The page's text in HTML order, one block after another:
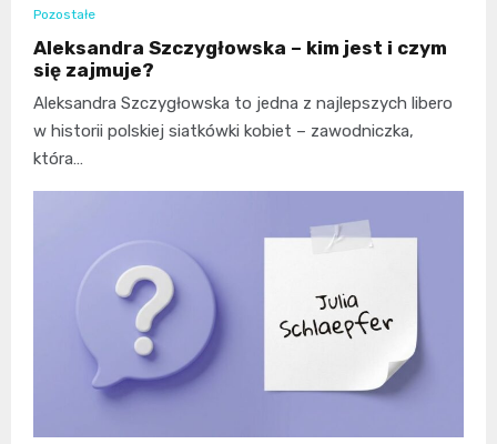
Pozostałe
Aleksandra Szczygłowska – kim jest i czym
się zajmuje?
Aleksandra Szczygłowska to jedna z najlepszych libero
w historii polskiej siatkówki kobiet – zawodniczka,
która…